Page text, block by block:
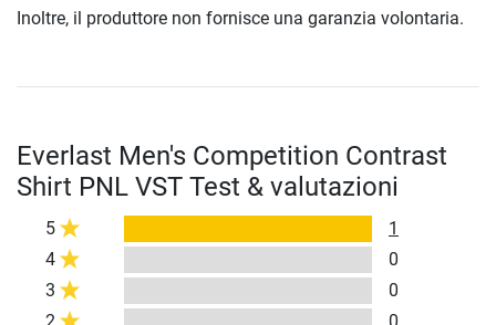
Inoltre, il produttore non fornisce una garanzia volontaria.
Everlast Men's Competition Contrast
Shirt PNL VST Test & valutazioni
5
1
4
0
3
0